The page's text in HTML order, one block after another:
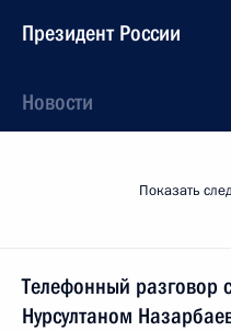
Президент России
Новости
Показать
Телефонный разговор
Нурсултаном